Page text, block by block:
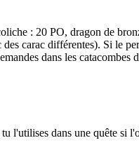
: 20 PO, dragon de
carac différentes). Si le
dans les catacombes
l'utilises dans une quête si